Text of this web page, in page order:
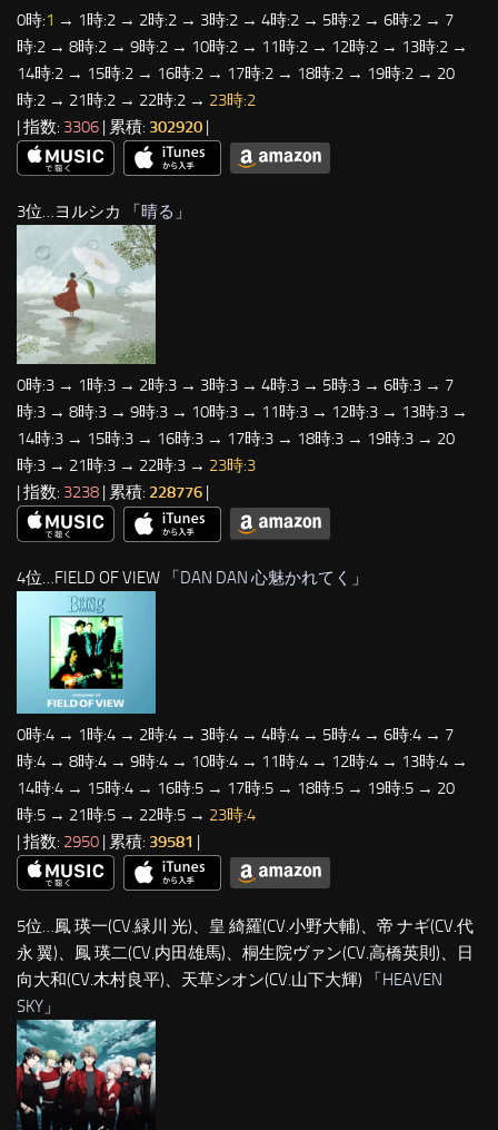
0時:1 → 1時:2 → 2時:2 → 3時:2 → 4時:2 → 5時:2 → 6時:2 → 7
時:2 → 8時:2 → 9時:2 → 10時:2 → 11時:2 → 12時:2 → 13時:2 →
14時:2 → 15時:2 → 16時:2 → 17時:2 → 18時:2 → 19時:2 → 20
時:2 → 21時:2 → 22時:2 → 23時:2
| 指数: 3306 | 累積: 302920 |
3位…ヨルシカ 「 晴る 」
0時:3 → 1時:3 → 2時:3 → 3時:3 → 4時:3 → 5時:3 → 6時:3 → 7
時:3 → 8時:3 → 9時:3 → 10時:3 → 11時:3 → 12時:3 → 13時:3 →
14時:3 → 15時:3 → 16時:3 → 17時:3 → 18時:3 → 19時:3 → 20
時:3 → 21時:3 → 22時:3 → 23時:3
| 指数: 3238 | 累積: 228776
4位…FIELD OF VIEW 「DAN DAN 心魅かれてく 」
0時:4 → 1時:4 → 2時:4 → 3時:4 → 4時:4 → 5時:4 → 6時:4 → 7
時:4 → 8時:4 → 9時:4 → 10時:4 → 11時:4 → 12時:4 → 13時:4 →
14時:4 → 15時:4 → 16時:5 → 17時:5 → 18時:5 → 19時:5 → 20
時:5 → 21時:5 → 22時:5 → 23時:4
| 指数: 2950 | 累積: 39581 |
5位…鳳 瑛一(CV.緑川 光)、皇 綺羅(CV.小野大輔)、帝 ナギ(CV.代
永 翼)、鳳 瑛二(CV.内田雄馬)、桐生院ヴァン(CV.高橋英則)、日
向大和(CV.木村良平)、天草シオン(CV.山下大輝) 「HEAVEN
SKY 」